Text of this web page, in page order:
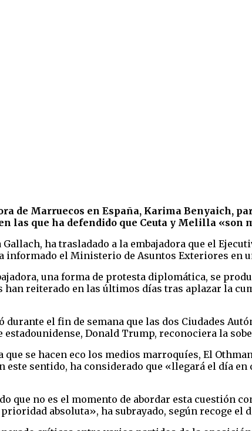
de Marruecos en España, Karima Benyaich,
las que ha defendido que Ceuta y Melilla «son
ha trasladado a la embajadora que el
el Ministerio de Asuntos Exteriores en
una forma de protesta diplomática, se
reiterado en las últimos días tras aplazar la
el fin de semana que las dos Ciudades
estadounidense, Donald Trump, reconociera la
que se hacen eco los medios marroquíes, El
sentido, ha considerado que «llegará el día
no es el momento de abordar esta cuestión
absoluta», ha subrayado, según recoge el